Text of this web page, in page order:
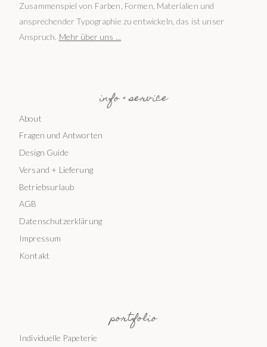
Zusammenspiel von Farben, Formen, Materialien und
ansprechender Typographie zu entwickeln, das ist unser
Anspruch. Mehr über uns ...
info + service
About
Fragen und Antworten
Design Guide
Versand + Lieferung
Betriebsurlaub
AGB
Datenschutzerklärung
Impressum
Kontakt
portfolio
Individuelle Papeterie